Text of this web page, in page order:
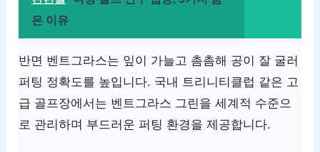
은 이유
반면 벤트그라스는 잎이 가늘고 촘촘해 공이 잘 굴러
퍼팅 정확도를 높입니다. 국내 트리니티클럽 같은 고
급 골프장에서는 벤트그라스 그린을 세계적 수준으
로 관리하며 부드러운 퍼팅 환경을 제공합니다.